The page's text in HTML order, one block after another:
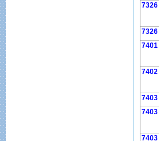
7326
7326
7401
7402
7403
7403
7403